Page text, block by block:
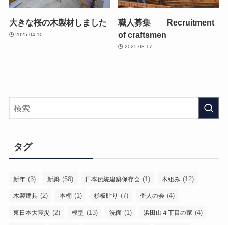
大きな桜の木製材しました
2025-04-10
職人募集 Recruitment
of craftsmen
2025-03-17
タグ
新年 (3) 新築 (58) 日本伝統建築保存会 (1) 木組み (12)
木製建具 (2) 本棚 (1) 杉板貼り (7) 杢人の会 (4)
東日本大震災 (2) 模型 (13) 洗面 (1) 浜田山４丁目の家 (4)